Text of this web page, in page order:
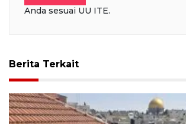
Anda sesuai UU ITE.
Berita Terkait